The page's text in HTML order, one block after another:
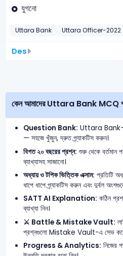
যুগনো
Uttara Bank Uttara Officer-2022
Des
কেন আমাদের Uttara Bank MCQ
Question Bank: Uttara Bank-
— সহজে খুঁজুন, দ্রুত প্র্যাকটিস করুন।
বিগত ২০ বছরের প্রশ্ন: শুরু থেকে
ব্যাখ্যাসহ সাজানো।
অধ্যায় ও টপিক ভিত্তিক এক্সাম: প্রতিটি
ধাপে ধাপে প্র্যাকটিস করুন এবং দুর্বল
SATT AI Explanation: কঠিন
ব্যাখ্যা নিন।
⚔️ Battle & Mistake Vault:
প্রশ্নগুলো Mistake Vault-এ সেভ করে
Progress & Analytics: নিজের